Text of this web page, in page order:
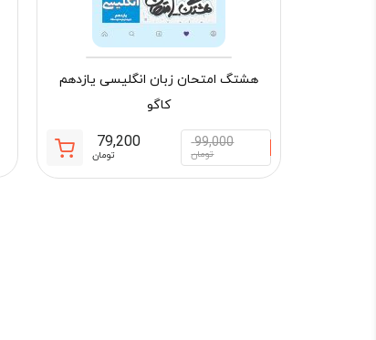
هشتگ امتحان زبان انگلیسی یازدهم
کاگو
99,000
تومان
قیمت
اصلی:
79,200
تومان
قیمت
فعلی: